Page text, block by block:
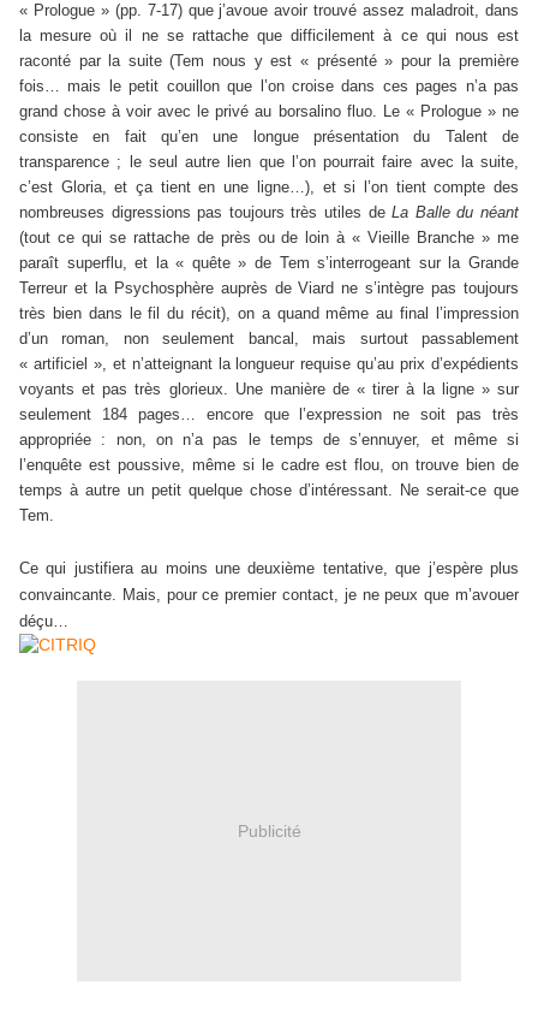
« Prologue » (pp. 7-17) que j’avoue avoir trouvé assez maladroit, dans
la mesure où il ne se rattache que difficilement à ce qui nous est
raconté par la suite (Tem nous y est « présenté » pour la première
fois… mais le petit couillon que l’on croise dans ces pages n’a pas
grand chose à voir avec le privé au borsalino fluo. Le « Prologue » ne
consiste en fait qu’en une longue présentation du Talent de
transparence ; le seul autre lien que l’on pourrait faire avec la suite,
c’est Gloria, et ça tient en une ligne…), et si l’on tient compte des
nombreuses digressions pas toujours très utiles deLa Balle du néant
(tout ce qui se rattache de près ou de loin à « Vieille Branche » me
paraît superflu, et la « quête » de Tem s’interrogeant sur la Grande
Terreur et la Psychosphère auprès de Viard ne s’intègre pas toujours
très bien dans le fil du récit), on a quand même au final l’impression
d’un roman, non seulement bancal, mais surtout passablement
« artificiel », et n’atteignant la longueur requise qu’au prix d’expédients
voyants et pas très glorieux. Une manière de « tirer à la ligne » sur
seulement 184 pages… encore que l’expression ne soit pas très
appropriée : non, on n’a pas le temps de s’ennuyer, et même si
l’enquête est poussive, même si le cadre est flou, on trouve bien de
temps à autre un petit quelque chose d’intéressant. Ne serait-ce que
Tem.
Ce qui justifiera au moins une deuxième tentative, que j’espère plus
convaincante. Mais, pour ce premier contact, je ne peux que m’avouer
déçu…
Publicité